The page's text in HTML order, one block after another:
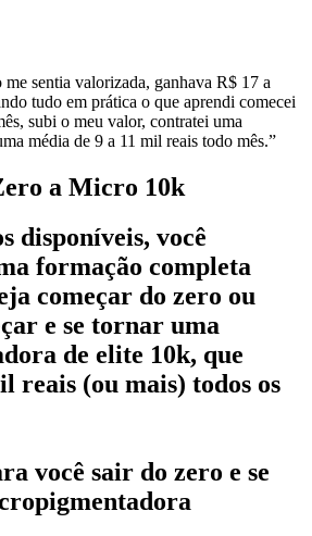
me sentia valorizada, ganhava R$ 17 a
tudo em prática o que aprendi comecei
subi o meu valor, contratei uma
média de 9 a 11 mil reais todo mês.”
a Micro 10k
disponíveis, você
formação completa
começar do zero ou
e se tornar uma
de elite 10k, que
reais (ou mais) todos os
você sair do zero e se